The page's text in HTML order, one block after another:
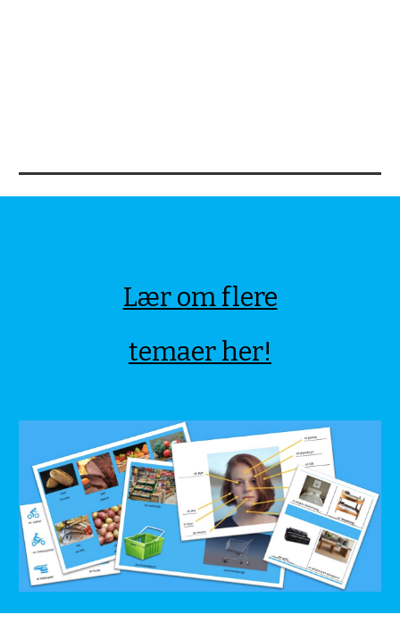
Lær om flere
temaer her!